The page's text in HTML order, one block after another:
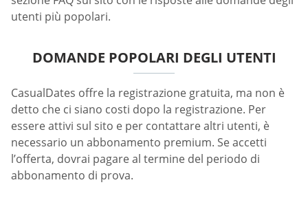
utenti più popolari.
DOMANDE POPOLARI DEGLI UTENTI
СasualDates offre la registrazione gratuita, ma non è
detto che ci siano costi dopo la registrazione. Per
essere attivi sul sito e per contattare altri utenti, è
necessario un abbonamento premium. Se accetti
l’offerta, dovrai pagare al termine del periodo di
abbonamento di prova.